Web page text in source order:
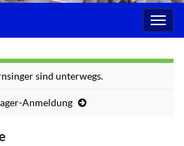
sind unterwegs.
Anmeldung